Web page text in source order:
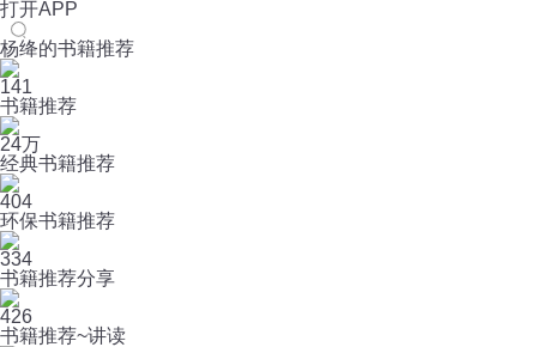
打开APP
杨绛的书籍推荐
141
书籍推荐
24万
经典书籍推荐
404
环保书籍推荐
334
书籍推荐分享
426
书籍推荐~讲读